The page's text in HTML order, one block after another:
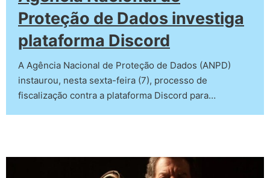
Proteção de Dados investiga
plataforma Discord
A Agência Nacional de Proteção de Dados (ANPD)
instaurou, nesta sexta-feira (7), processo de
fiscalização contra a plataforma Discord para…